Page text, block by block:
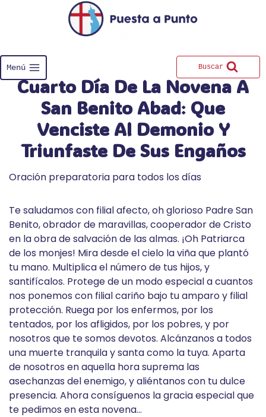
Menú Buscar
Cuarto Día De La Novena A
San Benito Abad: Que
Venciste Al Demonio Y
Triunfaste De Sus Engaños
Oración preparatoria para todos los días
Te saludamos con filial afecto, oh glorioso Padre San
Benito, obrador de maravillas, cooperador de Cristo
en la obra de salvación de las almas. ¡Oh Patriarca
de los monjes! Mira desde el cielo la viña que plantó
tu mano. Multiplica el número de tus hijos, y
santifícalos. Protege de un modo especial a cuantos
nos ponemos con filial cariño bajo tu amparo y filial
protección. Ruega por los enfermos, por los
tentados, por los afligidos, por los pobres, y por
nosotros que te somos devotos. Alcánzanos a todos
una muerte tranquila y santa como la tuya. Aparta
de nosotros en aquella hora suprema las
asechanzas del enemigo, y aliéntanos con tu dulce
presencia. Ahora consíguenos la gracia especial que
te pedimos en esta novena…